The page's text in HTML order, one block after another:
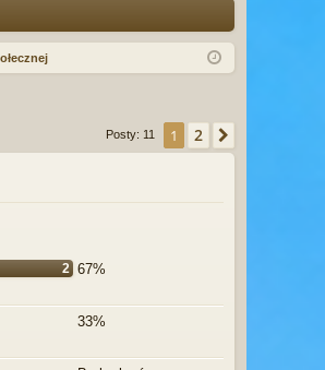
Q og
ę
ej
Posty: 11 1 2
2 67%
33%